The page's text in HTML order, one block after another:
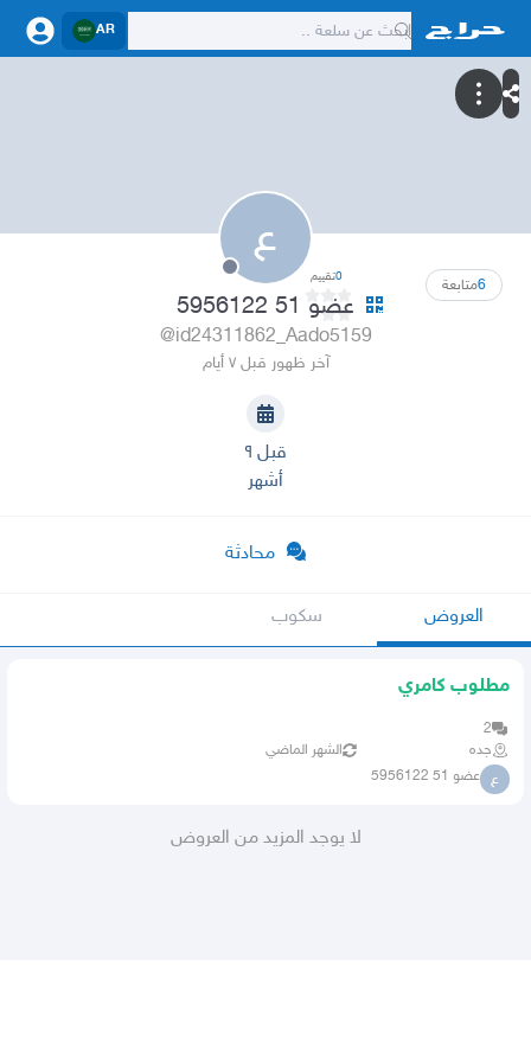
AR
ع
6متابعة 0تقييم
عضو 51 5956122
@id24311862_Aado5159
آخر ظهور قبل ٧ أيام
قبل ٩
أشهر
محادثة
العروض سكوب
مطلوب كامري
2
جده
الشهر الماضي
ع عضو 51 5956122
لا يوجد المزيد من العروض